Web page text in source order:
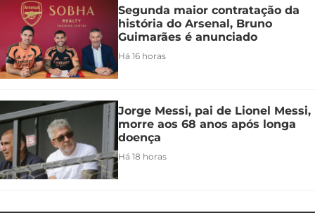
Segunda maior contratação da
história do Arsenal, Bruno
Guimarães é anunciado
Há 16 horas
Jorge Messi, pai de Lionel Messi,
morre aos 68 anos após longa
doença
Há 18 horas